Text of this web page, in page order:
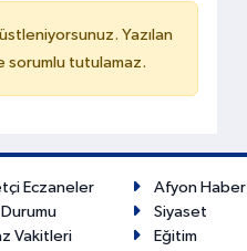
Yazılan
sorumlu tutulamaz.
Eczaneler
Vakitleri
Afyon Haber
Siyaset
Eğitim